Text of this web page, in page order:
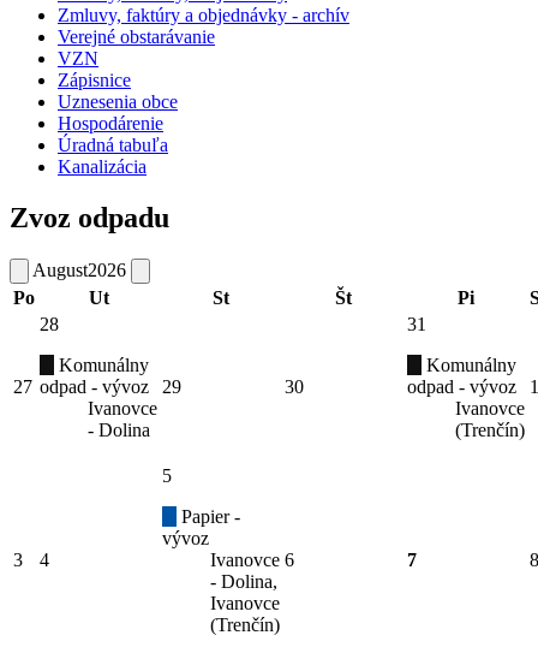
Zmluvy, faktúry a objednávky - archív
Verejné obstarávanie
VZN
Zápisnice
Uznesenia obce
Hospodárenie
Úradná tabuľa
Kanalizácia
Zvoz odpadu
August2026
Po
Ut St Št Pi
27
28
Komunálny
odpad - vývoz
Ivanovce
- Dolina
29 30
31
Komunálny
odpad - vývoz
Ivanovce
(Trenčín)
1
3 4
5
Papier -
vývoz
Ivanovce
- Dolina,
Ivanovce
(Trenčín)
6 7 8